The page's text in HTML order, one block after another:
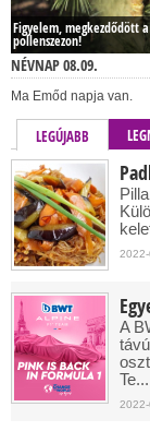
Figyelem, megkezdődött a
pollenszezon!
NÉVNAP 08.09.
Ma Emőd napja van.
LEGÚJABB
A
Te...